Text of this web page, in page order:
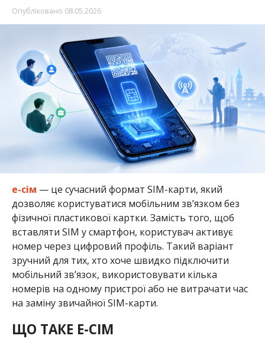
Опубліковано 08.05.2026
е-сім — це сучасний формат SIM-карти, який
дозволяє користуватися мобільним зв’язком без
фізичної пластикової картки. Замість того, щоб
вставляти SIM у смартфон, користувач активує
номер через цифровий профіль. Такий варіант
зручний для тих, хто хоче швидко підключити
мобільний зв’язок, використовувати кілька
номерів на одному пристрої або не витрачати час
на заміну звичайної SIM-карти.
ЩО ТАКЕ E-СІМ